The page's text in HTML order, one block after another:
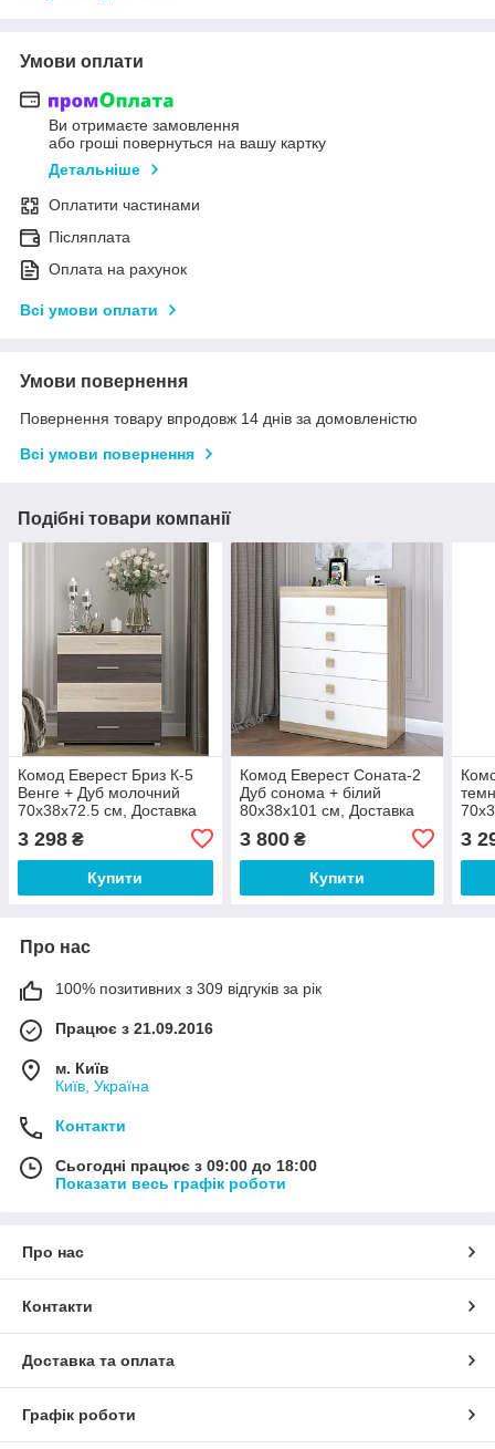
Умови оплати
Ви отримаєте замовлення
або гроші повернуться на вашу картку
Детальніше
Оплатити частинами
Післяплата
Оплата на рахунок
Всі умови оплати
Умови повернення
Повернення товару впродовж 14 днів за домовленістю
Всі умови повернення
Подібні товари компанії
Комод Еверест Бриз К-5
Венге + Дуб молочний
70х38х72.5 см, Доставка
кур'єром Міст Експрес за
Вашою адресою 272 грн
3 298 ₴
Купити
Комод Еверест Соната-2
Дуб сонома + білий
80х38х101 см, Доставка
кур'єром Міст Експрес за
Вашою адресою 200 грн
3 800₴
Купити
3
Про нас
100% позитивних з 309 відгуків за рік
Працює з 21.09.2016
м. Київ
Київ, Україна
Контакти
Сьогодні працює з 09:00 до 18:00
Показати весь графік роботи
Про нас
Контакти
Доставка та оплата
Графік роботи